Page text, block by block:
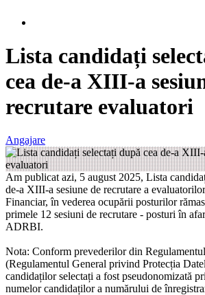
Lista candidați
cea de-a XIII-a
recrutare evaluatori
Angajare
Am publicat azi, 5 august 2025, Lista
de-a XIII-a sesiune de recrutare a
Financiar, în vederea ocupării posturilor
primele 12 sesiuni de recrutare - posturi în
ADRBI.
Nota: Conform prevederilor din
(Regulamentul General privind Protecția
candidaților selectați a fost pseudonomizată
numelor candidaților a numărului de